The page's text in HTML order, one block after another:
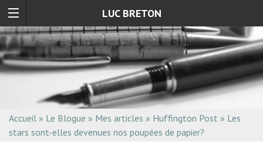
LUC BRETON
Accueil » Le Blogue » Mes articles » Huffington Post » Les
stars sont-elles devenues nos poupées de papier?